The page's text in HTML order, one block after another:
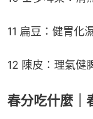
11 扁豆：健胃化
12 陳皮：理氣健
春分吃什麼｜